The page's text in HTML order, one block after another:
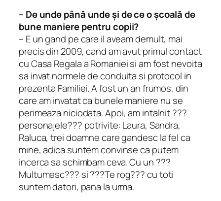
– De unde până unde și de ce o școală de
bune maniere pentru copii?
– E un gand pe care il aveam demult, mai
precis din 2009, cand am avut primul contact
cu Casa Regala a Romaniei si am fost nevoita
sa invat normele de conduita si protocol in
prezenta Familiei. A fost un an frumos, din
care am invatat ca bunele maniere nu se
perimeaza niciodata. Apoi, am intalnit ???
personajele??? potrivite: Laura, Sandra,
Raluca, trei doamne care gandesc la fel ca
mine, adica suntem convinse ca putem
incerca sa schimbam ceva. Cu un ???
Multumesc??? si ???Te rog??? cu toti
suntem datori, pana la urma.